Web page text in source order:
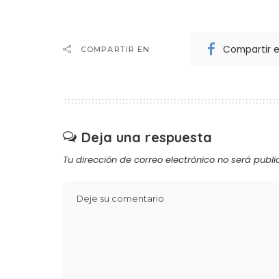
COMPARTIR EN Compartir
Deja una respuesta
Tu dirección de correo electrónico no será